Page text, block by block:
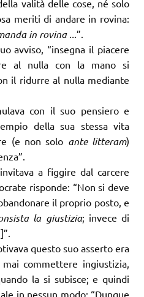
valità delle cose, né solo
meriti di andare in rovina:
in rovina .. .”.
avviso, “insegna il piacere
al nulla con la mano si
il ridurre al nulla mediante
con il suo pensiero e
della sua stessa vita
(e non solo ante litteram)
a figgire dal carcere
risponde: “Non si deve
il proprio posto, e
la giustizia; invece di
questo suo asserto era
commettere ingiustizia,
la si subisce; e quindi
in nessun modo: “Dunque